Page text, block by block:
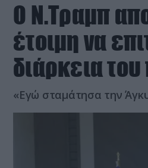
O N.Τραμπ
έτοιμη να
διάρκεια
«Εγώ σταμάτησα την